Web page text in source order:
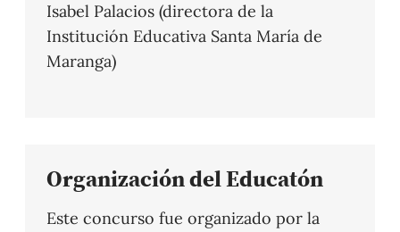
Isabel Palacios (directora de la
Institución Educativa Santa María de
Maranga)
Organización del Educatón
Este concurso fue organizado por la